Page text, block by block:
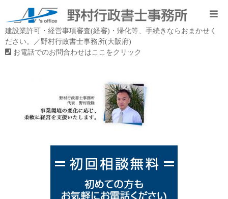
建設業許可・経営事項審査(経審)・帰化等、手続きならおまかせく
ださい。／野村行政書士事務所(大阪府)
お電話でのお問合わせはここをクリック